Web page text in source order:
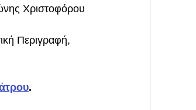
Χριστοφόρου
Περιγραφή,
.